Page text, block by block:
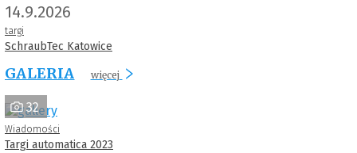
14.9.2026
targi
SchraubTec Katowice
GALERIA więcej
32
Wiadomości
Targi automatica 2023